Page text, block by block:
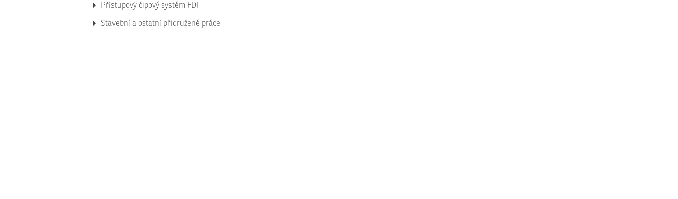
Přístupový čipový systém FDI
Stavební a ostatní přidružené práce